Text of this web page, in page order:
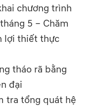
chương trình
5 – Chăm
lợi thiết thực
tháo rã bằng
đại
tra tổng quát hệ